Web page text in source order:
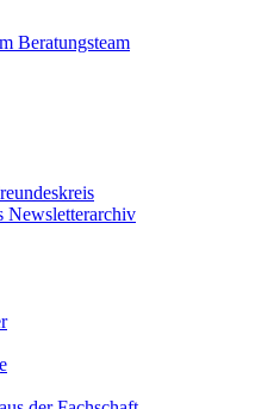
Beratungsteam
Newsletterarchiv